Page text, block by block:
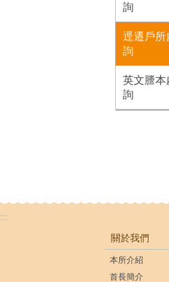
詢
逕遷戶所
詢
英文謄本
詢
:::
關於我們
本所介紹
首長簡介